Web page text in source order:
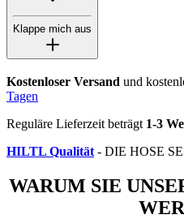
Klappe mich aus
Kostenloser Versand und
Tagen
Reguläre Lieferzeit beträgt 1-3
HILTL Qualität - DIE HOSE
WARUM SIE